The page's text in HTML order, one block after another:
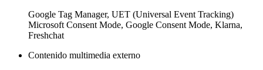
Google Tag Manager, UET (Universal Event Tracking)
Microsoft Consent Mode, Google Consent Mode, Klarna,
Freshchat
Contenido multimedia externo